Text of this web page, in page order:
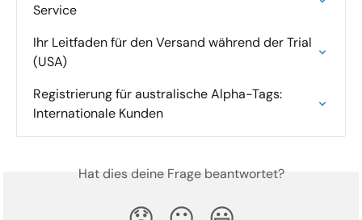
Service
Ihr Leitfaden für den Versand während der Trial
(USA)
Registrierung für australische Alpha-Tags:
Internationale Kunden
Hat dies deine Frage beantwortet?